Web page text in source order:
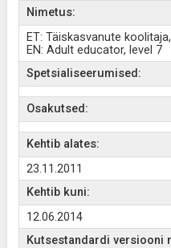
Nimetus:
ET: Täiskasvanute
EN: Adult educator, level 7
Spetsialiseerumised:
Osakutsed:
Kehtib alates:
23.11.2011
Kehtib kuni:
12.06.2014
Kutsestandardi versiooni